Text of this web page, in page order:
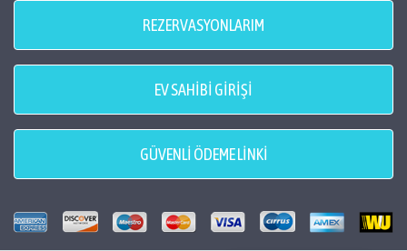
REZERVASYONLARIM
EV SAHİBİ GİRİŞİ
GÜVENLİ ÖDEME LİNKİ